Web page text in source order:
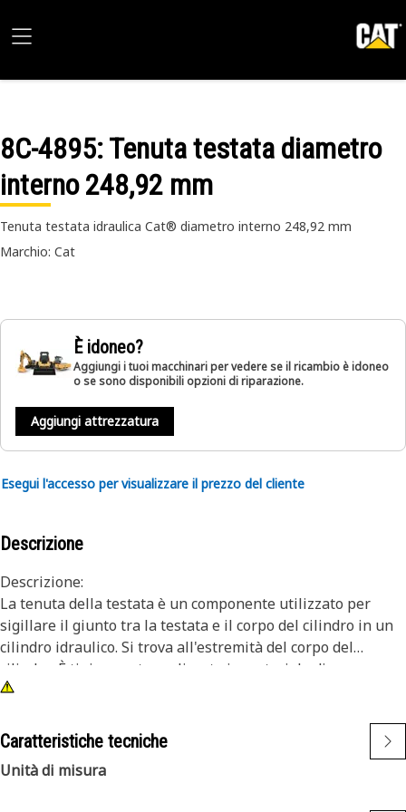
8C-4895: Tenuta testata diametro
interno 248,92 mm
Tenuta testata idraulica Cat® diametro interno 248,92 mm
Marchio: Cat
È idoneo?
Aggiungi i tuoi macchinari per vedere se il ricambio è idoneo
o se sono disponibili opzioni di riparazione.
Aggiungi attrezzatura
Esegui l'accesso per visualizzare il prezzo del cliente
Descrizione
Descrizione:
La tenuta della testata è un componente utilizzato per
sigillare il giunto tra la testata e il corpo del cilindro in un
cilindro idraulico. Si trova all'estremità del corpo del
cilindro. È tipicamente realizzato in materiale di gomma
per resistere alle alte pressioni e temperature incontrate
• Migliora l'efficienza del cilindro mantenendo la pressione
Caratteristiche tecniche
Unità di misura